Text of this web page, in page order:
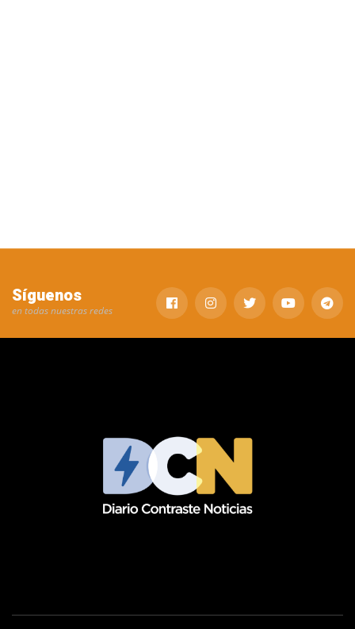
Síguenos
en todas nuestras redes